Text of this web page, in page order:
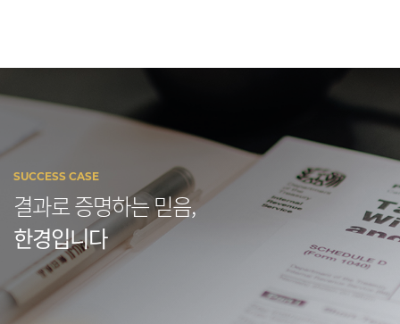
SUCCESS CASE
결과로 증명하는 믿음,
한경입니다